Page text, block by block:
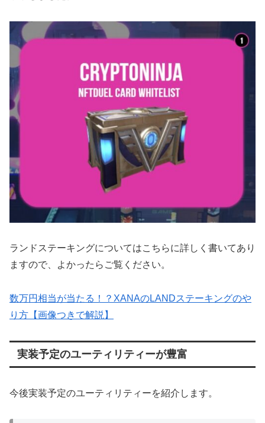
ランドステーキングについてはこちらに詳しく書いてあり
ますので、よかったらご覧ください。
数万円相当が当たる！？XANAのLANDステーキングのや
り方【画像つきで解説】
実装予定のユーティリティーが豊富
今後実装予定のユーティリティーを紹介します。